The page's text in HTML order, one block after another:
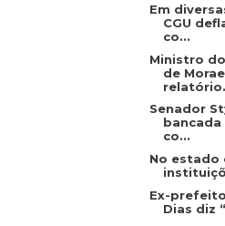
Em
CGU
co...
Ministro
de
Senador
bancada
co...
No estado
Ex-
Dias diz